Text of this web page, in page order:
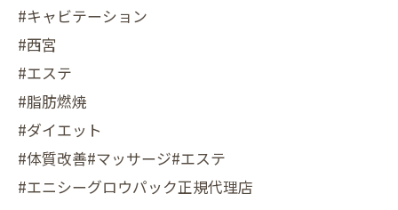
#キャビテーション
#西宮
#エステ
#脂肪燃焼
#ダイエット
#体質改善#マッサージ#エステ
#エニシーグロウパック正規代理店